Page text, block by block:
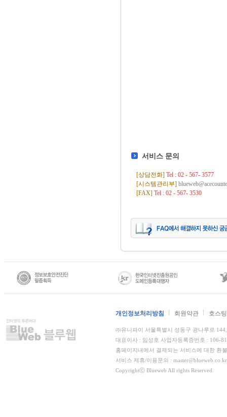
서비스 문의
[상담전화] Tel : 02 - 567- 3577
[시스템관리부]
[FAX] Tel : 02 - 567- 3530
개인정보처리방침 회원약관 호스
㈜유니파이 서울특별시 성동구 광나루로
대표이사 : 임성호 사업자등록증번호 : 106-
홈페이지내에서 결제되는 서비스에 대한 환
서비스 제휴/이용문의 : master@blueweb.co.kr
Copyrightⓒ Blueweb All rights Reserved.